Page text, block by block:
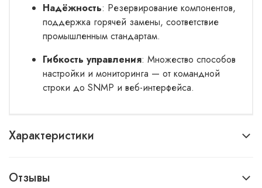
Надёжность: Резервирование компонентов,
поддержка горячей замены, соответствие
промышленным стандартам.
Гибкость управления: Множество способов
настройки и мониторинга — от командной
строки до SNMP и веб-интерфейса.
Характеристики
Отзывы